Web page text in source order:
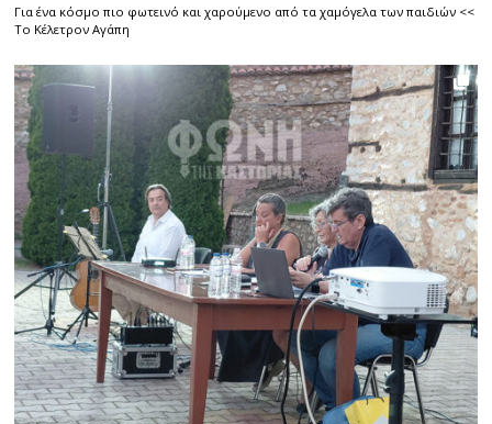
Για ένα κόσμο πιο φωτεινό και χαρούμενο από τα χαμόγελα των παιδιών <<
Το Κέλετρον Αγάπη